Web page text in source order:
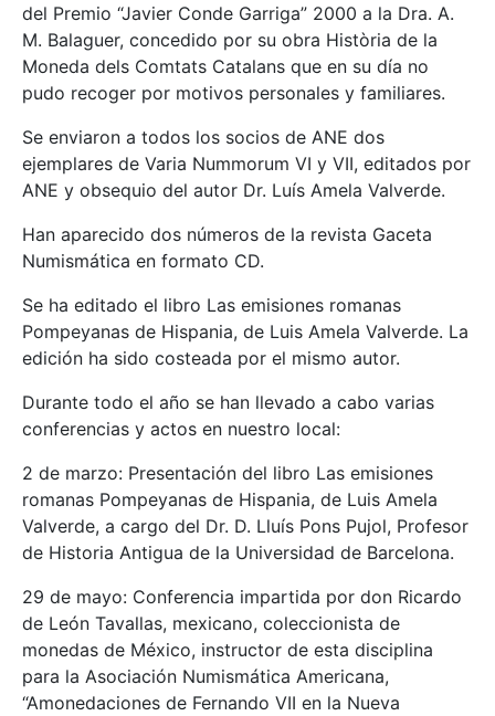
del Premio “Javier Conde Garriga” 2000 a la Dra. A.
M. Balaguer, concedido por su obra Història de la
Moneda dels Comtats Catalans que en su día no
pudo recoger por motivos personales y familiares.
Se enviaron a todos los socios de ANE dos
ejemplares de Varia Nummorum VI y VII, editados por
ANE y obsequio del autor Dr. Luís Amela Valverde.
Han aparecido dos números de la revista Gaceta
Numismática en formato CD.
Se ha editado el libro Las emisiones romanas
Pompeyanas de Hispania, de Luis Amela Valverde. La
edición ha sido costeada por el mismo autor.
Durante todo el año se han llevado a cabo varias
conferencias y actos en nuestro local:
2 de marzo: Presentación del libro Las emisiones
romanas Pompeyanas de Hispania, de Luis Amela
Valverde, a cargo del Dr. D. Lluís Pons Pujol, Profesor
de Historia Antigua de la Universidad de Barcelona.
29 de mayo: Conferencia impartida por don Ricardo
de León Tavallas, mexicano, coleccionista de
monedas de México, instructor de esta disciplina
para la Asociación Numismática Americana,
“Amonedaciones de Fernando VII en la Nueva